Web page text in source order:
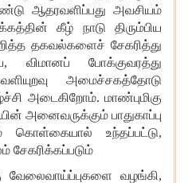
ஆதரவளிப்பது அவசியம்
கீழ் நாடு
திரும்பிய
தகவல்களைச் சேகரித்து
, விமானப்
போக்குவரத்து
அமைச்சகத்தோடு
அடைகிறோம். மாண்புமிகு
அனைவருக்கும் பாதுகாப்பு
கொள்கையால் உந்தப்பட்டு,
சேகரிக்கப்படும்
வேலைவாய்ப்புகளை வழங்கி,